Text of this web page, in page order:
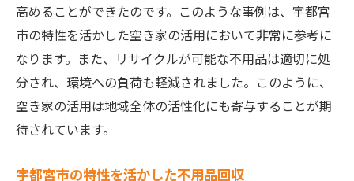
高めることができたのです。このような事例は、宇都宮
市の特性を活かした空き家の活用において非常に参考に
なります。また、リサイクルが可能な不用品は適切に処
分され、環境への負荷も軽減されました。このように、
空き家の活用は地域全体の活性化にも寄与することが期
待されています。
宇都宮市の特性を活かした不用品回収